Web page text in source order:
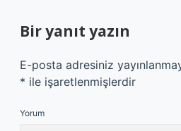
Bir yanıt yazın
E-posta adresiniz
* ile işaretlenmişlerdir
Yorum